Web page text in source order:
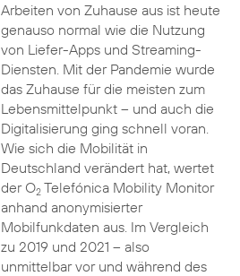
Arbeiten von Zuhause aus ist heute
genauso normal wie die Nutzung
von Liefer-Apps und Streaming-
Diensten. Mit der Pandemie wurde
das Zuhause für die meisten zum
Lebensmittelpunkt – und auch die
Digitalisierung ging schnell voran.
Wie sich die Mobilität in
Deutschland verändert hat, wertet
der O2Telefónica Mobility Monitor
anhand anonymisierter
Mobilfunkdaten aus. Im Vergleich
zu 2019 und 2021 – also
unmittelbar vor und während des